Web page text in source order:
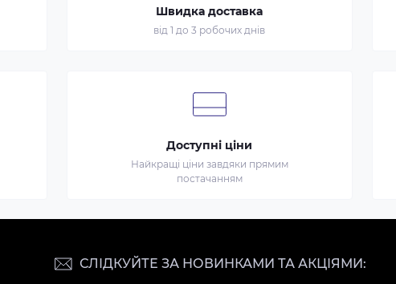
Швидка доставка
від 1 до 3 робочих днів
Доступні ціни
Найкращі ціни завдяки прямим
постачанням
СЛІДКУЙТЕ ЗА НОВИНКАМИ ТА АКЦІЯМИ: